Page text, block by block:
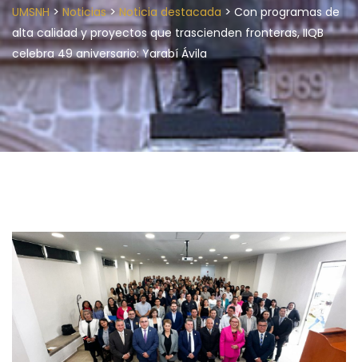
UMSNH> Noticias>Noticia destacada > Con programas de
alta calidad y proyectos que trascienden fronteras, IIQB
celebra 49 aniversario: Yarabí Ávila